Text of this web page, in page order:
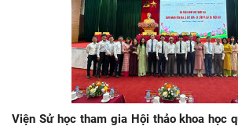
Viện Sử học tham gia Hội thảo khoa học